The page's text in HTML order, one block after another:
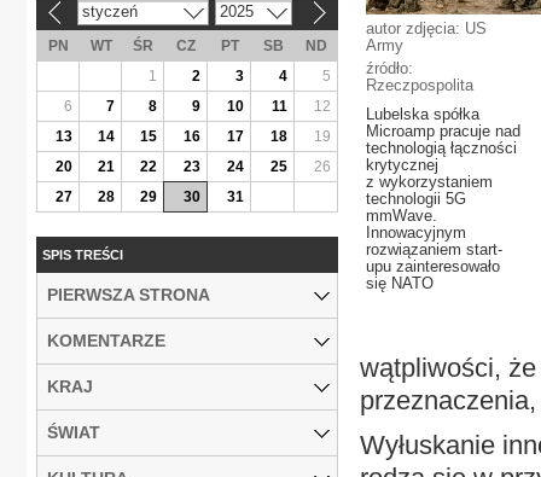
autor zdjęcia: US
Army
źródło:
Rzeczpospolita
Lubelska spółka
Microamp pracuje nad
technologią łączności
krytycznej
z wykorzystaniem
technologii 5G
mmWave.
Innowacyjnym
rozwiązaniem start-
upu zainteresowało
się NATO
wątpliwości,
Wyłuskanie
styczeń 2025
PN WT ŚR CZ PT SB
ND
1
2 3 4
5
6
7 8 9 10 11
12
13
14 15 16 17 18
19
20
21 22 23 24 25
26
27
28 29 30 31
SPIS TREŚCI
PIERWSZA STRONA
KOMENTARZE
KRAJ
ŚWIAT